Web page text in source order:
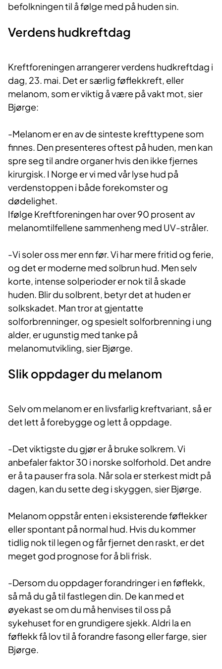
befolkningen til å følge med på huden sin.
Verdens hudkreftdag
Kreftforeningen arrangerer verdens hudkreftdag i
dag, 23. mai. Det er særlig føflekkreft, eller
melanom, som er viktig å være på vakt mot, sier
Bjørge:
-Melanom er en av de sinteste krefttypene som
finnes. Den presenteres oftest på huden, men kan
spre seg til andre organer hvis den ikke fjernes
kirurgisk. I Norge er vi med vår lyse hud på
verdenstoppen i både forekomster og
dødelighet.
Ifølge Kreftforeningen har over 90 prosent av
melanomtilfellene sammenheng med UV-stråler.
-Vi soler oss mer enn før. Vi har mere fritid og ferie,
og det er moderne med solbrun hud. Men selv
korte, intense solperioder er nok til å skade
huden. Blir du solbrent, betyr det at huden er
solkskadet. Man tror at gjentatte
solforbrenninger, og spesielt solforbrenning i ung
alder, er ugunstig med tanke på
melanomutvikling, sier Bjørge.
Slik oppdager du melanom
Selv om melanom er en livsfarlig kreftvariant, så er
det lett å forebygge og lett å oppdage.
-Det viktigste du gjør er å bruke solkrem. Vi
anbefaler faktor 30 i norske solforhold. Det andre
er å ta pauser fra sola. Når sola er sterkest midt på
dagen, kan du sette deg i skyggen, sier Bjørge.
Melanom oppstår enten i eksisterende føflekker
eller spontant på normal hud. Hvis du kommer
tidlig nok til legen og får fjernet den raskt, er det
meget god prognose for å bli frisk.
-Dersom du oppdager forandringer i en føflekk,
så må du gå til fastlegen din. De kan med et
øyekast se om du må henvises til oss på
sykehuset for en grundigere sjekk. Aldri la en
føflekk få lov til å forandre fasong eller farge, sier
Bjørge.